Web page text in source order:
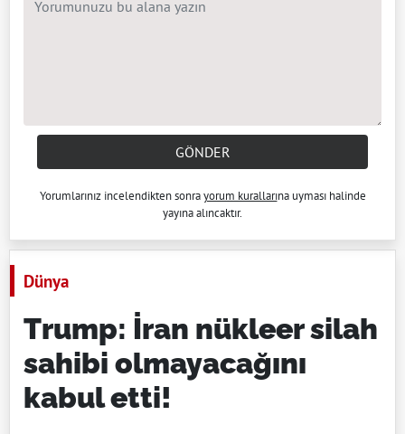
GÖNDER
Yorumlarınız incelendikten sonrayorum kurallarına uyması halinde
yayına alıncaktır.
Dünya
Trump: İran nükleer silah
sahibi olmayacağını
kabul etti!